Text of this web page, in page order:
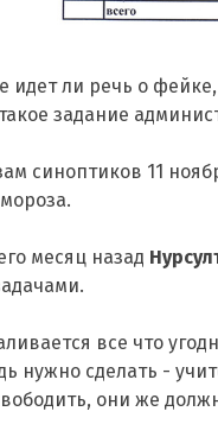
идет ли речь о
задание
синоптиков 11
месяц назад
все что
нужно сделать -
они же